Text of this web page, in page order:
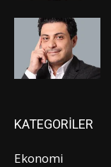
KATEGORİLER
Ekonomi